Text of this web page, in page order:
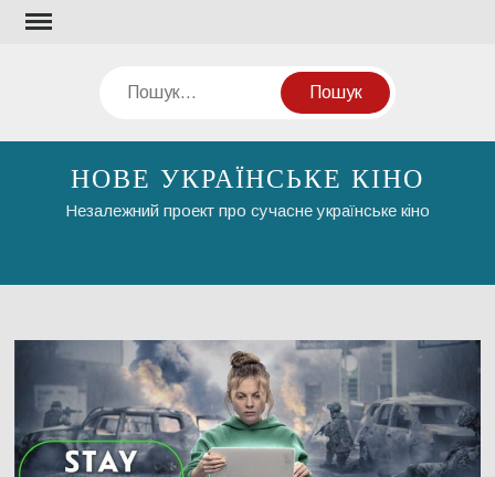
Перейти
Пошук
НОВЕ УКРАЇНСЬКЕ КІНО
Незалежний проект про сучасне українське кіно